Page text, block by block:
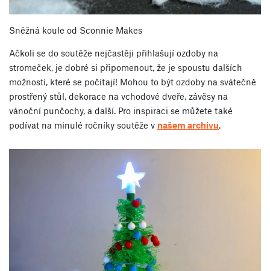
Sněžná koule od Sconnie Makes
Ačkoli se do soutěže nejčastěji přihlašují ozdoby na
stromeček, je dobré si připomenout, že je spoustu dalších
možností, které se počítají! Mohou to být ozdoby na svátečně
prostřený stůl, dekorace na vchodové dveře, závěsy na
vánoční punčochy, a další. Pro inspiraci se můžete také
podívat na minulé ročníky soutěže v našem archivu.